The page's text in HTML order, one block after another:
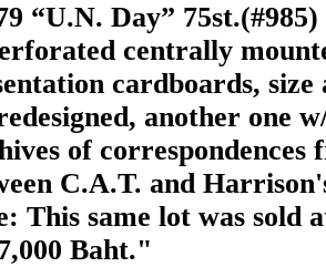
“U.N. Day”
centrally
cardboards,
another one
of correspondences
C.A.T. and
This same lot was sold
Baht."